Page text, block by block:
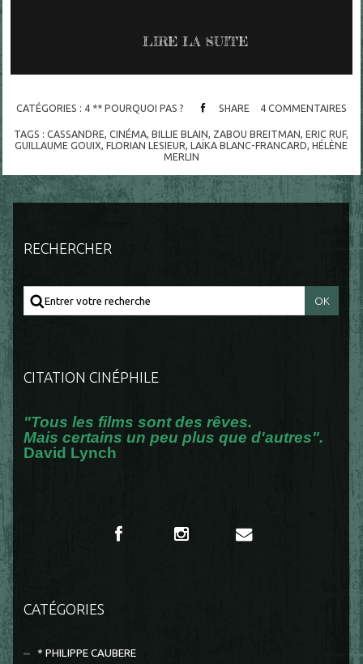
LIRE LA SUITE
CATÉGORIES : 4 ** POURQUOI PAS ? SHARE 4 COMMENTAIRES
TAGS :CASSANDRE,CINÉMA,BILLIE BLAIN, ZABOU BREITMAN,ERIC RUF,
GUILLAUME GOUIX,FLORIAN LESIEUR,LAÏKA BLANC-FRANCARD,HÉLÈNE
MERLIN
RECHERCHER
CITATION CINÉPHILE
"Tous les films sont des rêves.
Mais certains un peu plus que d'autres".
David Lynch
CATÉGORIES
* PHILIPPE CAUBERE